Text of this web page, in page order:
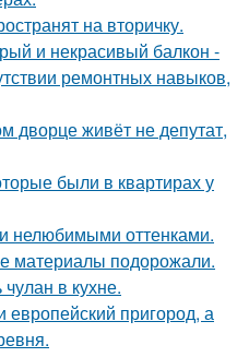
на вторичку.
и некрасивый балкон -
ремонтных навыков,
дворце живёт не депутат,
были в квартирах у
нелюбимыми оттенками.
материалы подорожали.
в кухне.
европейский пригород, а